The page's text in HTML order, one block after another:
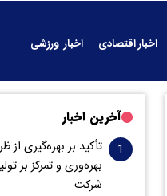
اخبار اقتصادی
اخبار ورزشی
آخرین اخبار
تأکید بر بهره‌گیری از
بهره‌وری و تمرکز بر
شرکت